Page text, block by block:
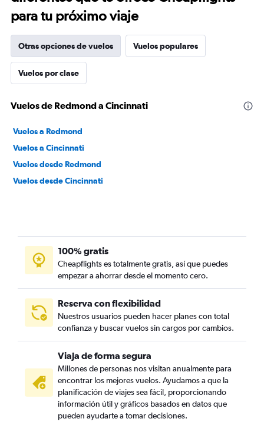
para tu próximo viaje
Otras opciones de vuelos Vuelos populares
Vuelos por clase
Vuelos de Redmond a Cincinnati
Vuelos a Redmond
Vuelos a Cincinnati
Vuelos desde Redmond
Vuelos desde Cincinnati
100% gratis
Cheapflights es totalmente gratis, así que puedes
empezar a ahorrar desde el momento cero.
Reserva con flexibilidad
Nuestros usuarios pueden hacer planes con total
confianza y buscar vuelos sin cargos por cambios.
Viaja de forma segura
Millones de personas nos visitan anualmente para
encontrar los mejores vuelos. Ayudamos a que la
planificación de viajes sea fácil, proporcionando
información útil y gráficos basados en datos que
pueden ayudarte a tomar decisiones.